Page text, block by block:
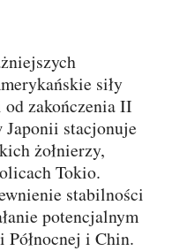
siły
zakończenia II
stacjonuje
żołnierzy,
Tokio.
stabilności
potencjalnym
Północnej i Chin.